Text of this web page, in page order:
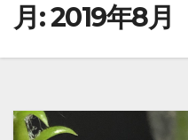
月:2019年8月